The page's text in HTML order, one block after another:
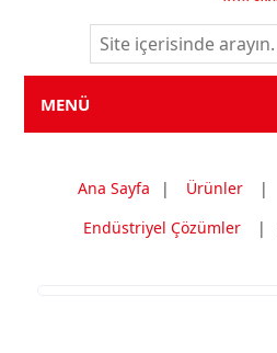
MENÜ
Ana Sayfa | Ürünler
|
Endüstriyel Çözümler
|